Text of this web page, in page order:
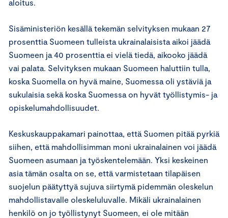
aloitus.
Sisäministeriön kesällä tekemän selvityksen mukaan 27
prosenttia Suomeen tulleista ukrainalaisista aikoi jäädä
Suomeen ja 40 prosenttia ei vielä tiedä, aikooko jäädä
vai palata. Selvityksen mukaan Suomeen haluttiin tulla,
koska Suomella on hyvä maine, Suomessa oli ystäviä ja
sukulaisia sekä koska Suomessa on hyvät työllistymis- ja
opiskelumahdollisuudet.
Keskuskauppakamari painottaa, että Suomen pitää pyrkiä
siihen, että mahdollisimman moni ukrainalainen voi jäädä
Suomeen asumaan ja työskentelemään. Yksi keskeinen
asia tämän osalta on se, että varmistetaan tilapäisen
suojelun päätyttyä sujuva siirtymä pidemmän oleskelun
mahdollistavalle oleskeluluvalle. Mikäli ukrainalainen
henkilö on jo työllistynyt Suomeen, ei ole mitään